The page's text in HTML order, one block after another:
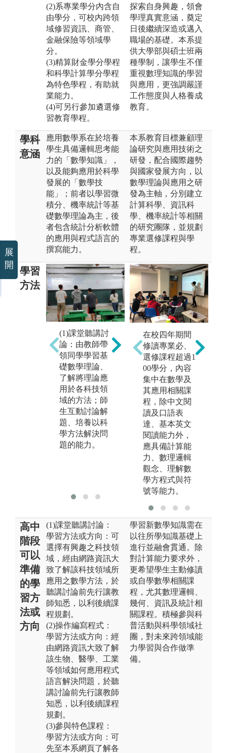
(2)系專業學分內含自
由學分，可校內跨領
域修習資訊、商管、
金融保險等領域學
分。
(3)精算財金學分學程
和科學計算學分學程
為特色學程，有助就
業能力。
(4)可另行參加遴選修
習教育學程。
探索自身興趣，領會
學理真實意涵，奠定
日後繼續深造或邁入
職場的基礎。本系提
供大學部與碩士班兩
種學制，讓學生不僅
重視數理知識的學習
與應用，更強調嚴謹
工作態度與人格養成
教育。
學科
意涵
應用數學系在於培養
學生具備邏輯思考能
力的「數學知識」，
以及能夠應用於科學
發展的「數學技
能」；前者以學習微
積分、機率統計等基
礎數學理論為主，後
者包含統計分析軟體
的應用與程式語言的
撰寫能力。
本系教育目標兼顧理
論研究與應用技術之
研發，配合國際趨勢
與國家發展方向，以
數學理論與應用之研
發為主軸，分別建立
計算科學、資訊科
學、機率統計等相關
的研究團隊，並規劃
專業選修課程與學
程。
學習
方法
(1)課堂聽講討
論：由教師帶
領同學學習基
礎數學理論、
了解將理論應
用於各科技領
域的方法；師
生互動討論解
題、培養以科
學方法解決問
題的能力。
(2)操作編寫程
式：由教師講
解及同學操作
電腦，學習統
計分析技能，
以處理生物、
醫學、工業等
領域問題為內
容；學習編寫
程式執行科學
計算方法，以
解決科技領域
的相關數學問
題為內容。
在校四年期間
修讀專業必、
選修課程超過1
00學分，內容
集中在數學及
其應用相關課
程，除中文閱
讀及口語表
達、基本英文
閱讀能力外，
應具備計算能
力、數理邏輯
觀念、理解數
學方程式與符
號等能力。
高中
階段
可以
準備
的學
習方
法或
方向
(1)課堂聽講討論：
學習方法或方向：可
選擇有興趣之科技領
域，經由網路資訊大
致了解該科技領域所
應用之數學方法，於
聽講討論前先行讓教
師知悉，以利後續課
程規劃。
(2)操作編寫程式：
學習方法或方向：經
由網路資訊大致了解
該生物、醫學、工業
等領域如何應用程式
語言解決問題，於聽
講討論前先行讓教師
知悉，以利後續課程
規劃。
(3)參與特色課程：
學習方法或方向：可
先至本系網頁了解各
學習新數學知識需在
以往所學知識基礎上
進行並融會貫通。除
對計算能力要求外，
更希望學生主動修讀
或自學數學相關課
程，尤其數理邏輯、
幾何、資訊及統計相
關課程。積極參與科
普活動與科學領域社
團，對未來跨領域能
力學習與合作做準
備。
展
開